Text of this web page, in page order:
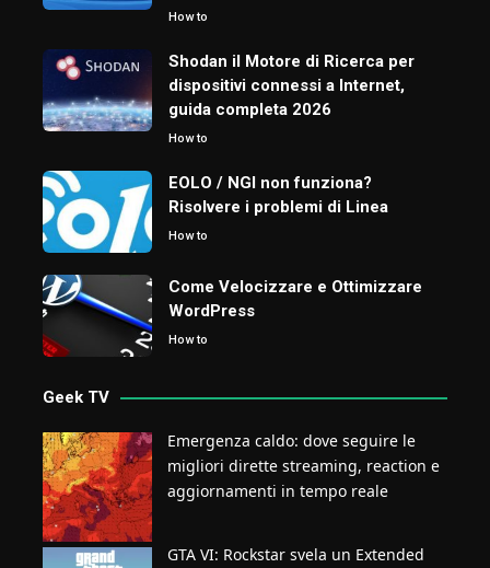
How to
Shodan il Motore di Ricerca per
dispositivi connessi a Internet,
guida completa 2026
How to
EOLO / NGI non funziona?
Risolvere i problemi di Linea
How to
Come Velocizzare e Ottimizzare
WordPress
How to
Geek TV
Emergenza caldo: dove seguire le
migliori dirette streaming, reaction e
aggiornamenti in tempo reale
GTA VI: Rockstar svela un Extended